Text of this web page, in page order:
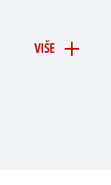
VIŠE